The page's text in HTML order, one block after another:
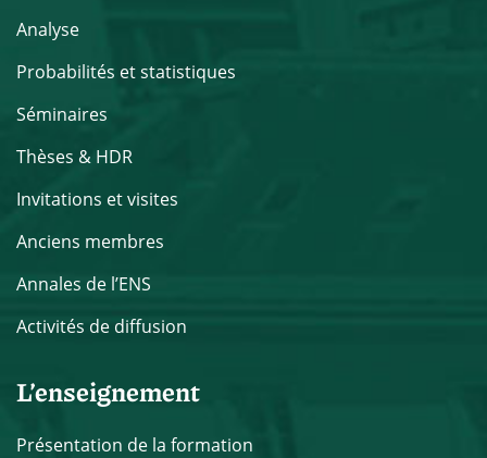
Analyse
Probabilités et statistiques
Séminaires
Thèses & HDR
Invitations et visites
Anciens membres
Annales de l’ENS
Activités de diffusion
L’enseignement
Présentation de la formation